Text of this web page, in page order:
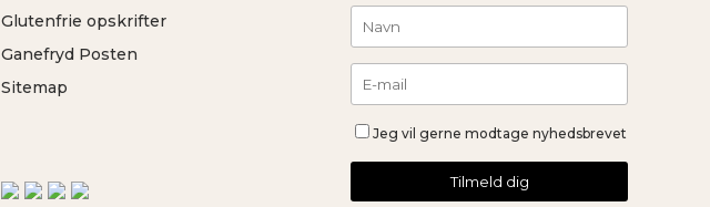
Glutenfrie opskrifter
Ganefryd Posten
Sitemap
Jeg vil gerne modtage nyhedsbrevet